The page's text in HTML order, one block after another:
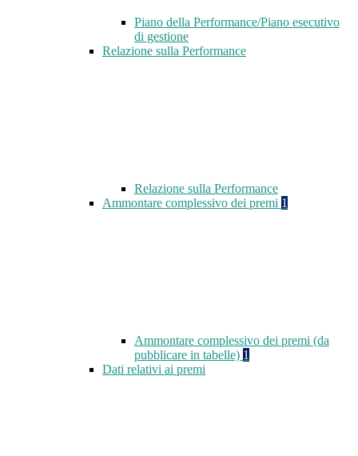
Piano della Performance/Piano esecutivo
di gestione
Relazione sulla Performance
Relazione sulla Performance
Ammontare complessivo dei premi 1
Ammontare complessivo dei premi (da
pubblicare in tabelle) 1
Dati relativi ai premi